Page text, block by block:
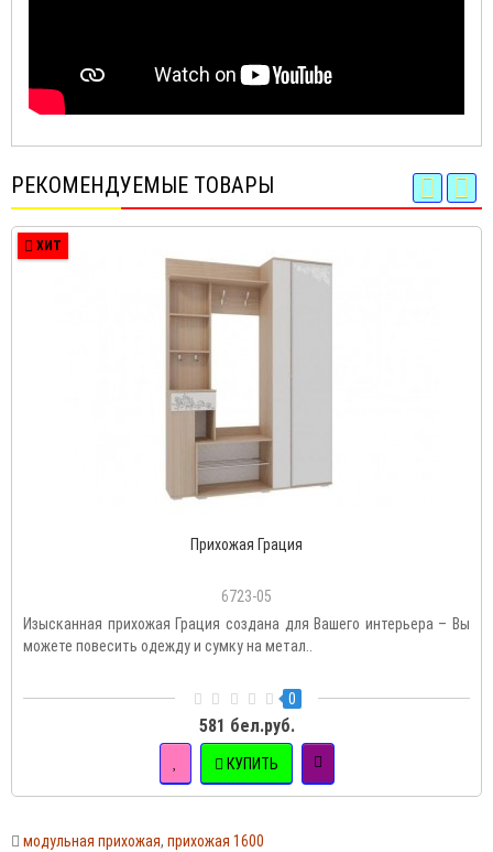
РЕКОМЕНДУЕМЫЕ ТОВАРЫ
ХИТ
Прихожая Грация
6723-05
Изысканная прихожая Грация создана для Вашего интерьера – Вы
можете повесить одежду и сумку на метал..
0
581 бел.руб.
КУПИТЬ
модульная прихожая, прихожая 1600